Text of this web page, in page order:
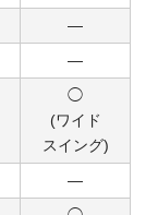
―
―
◯
(ワイド
スイ ング)
―